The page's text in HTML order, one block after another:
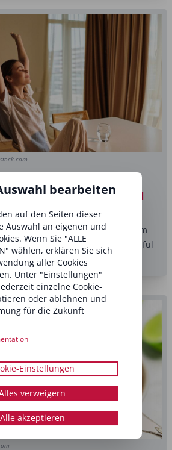
Wie kleine
gesamte Lebensgefühl
Tag bestimmt oft, wie wir uns im
Genau darum geht es bei Mindful
bearbeiten
auf den Seiten dieser
Auswahl an eigenen und
Wenn Sie "ALLE
wählen, erklären Sie sich
aller Cookies
Unter "Einstellungen"
einzelne Cookie-
oder ablehnen und
für die Zukunft
Einstellungen
verweigern
Alle akzeptieren